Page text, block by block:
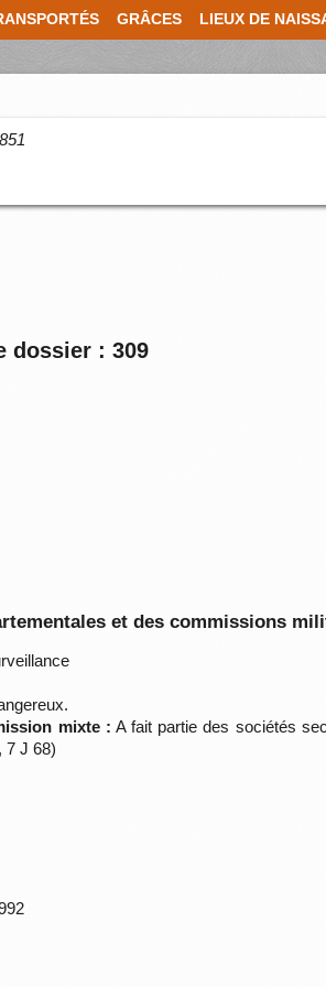
GRÂCES LIEUX DE
dossier : 309
et des commissions
mixte : A fait partie des sociétés
7 J 68)